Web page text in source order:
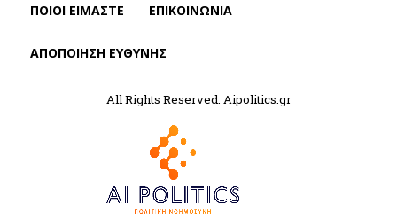
ΠΟΙΟΙ ΕΙΜΑΣΤΕ ΕΠΙΚΟΙΝΩΝΙΑ
ΑΠΟΠΟΊΗΣΗ ΕΥΘΎΝΗΣ
All Rights Reserved. Aipolitics.gr